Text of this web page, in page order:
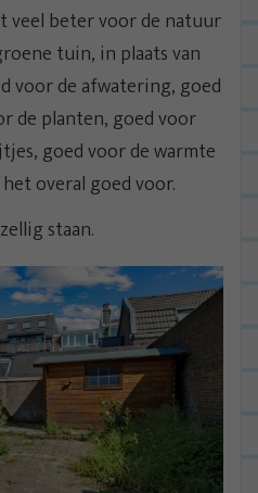
veel beter voor de natuur
tuin, in plaats van
voor de afwatering, goed
de planten, goed voor
goed voor de warmte
overal goed voor.
staan.